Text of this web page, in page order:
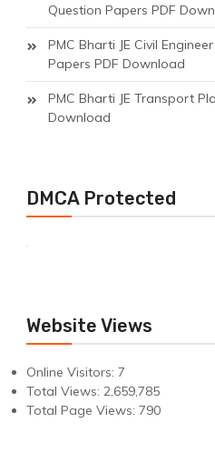
Question Papers PDF
PMC Bharti JE Civil
Papers PDF Download
PMC Bharti JE Transport
Download
DMCA Protected
Website Views
Online Visitors: 7
Total Views: 2,659,785
Total Page Views: 790